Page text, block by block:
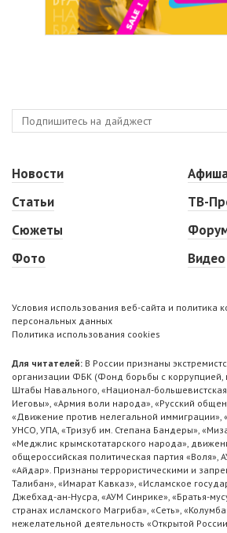
Новости
Статьи
Сюжеты
Фото
ТВ-
Видео
Условия использования веб-сайта и политика
персональных данных
Политика использования cookies
Для читателей: В России признаны
организации ФБК (Фонд борьбы с коррупцией,
Штабы Навального, «Национал-
Иеговы», «Армия воли народа», «Русский
«Движение против нелегальной иммиграции»,
УНСО, УПА, «Тризуб им. Степана Бандеры»,
«Меджлис крымскотатарского народа»,
общероссийская политическая партия «Воля»,
«Айдар». Признаны террористическими и
Талибан», «Имарат Кавказ», «Исламское
Джебхад-ан-Нусра, «АУМ Синрике», «Братья-
странах исламского Магриба», «Сеть»,
нежелательной деятельность «Открытой